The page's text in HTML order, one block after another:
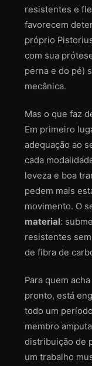
resistentes e
favorecem
próprio
com sua
perna e do pé)
mecânica.
Mas o que faz
Em primeiro
adequação ao
cada
leveza e boa
pedem mais
movimento. O
material:
resistentes
de fibra de
Para quem
pronto, está
todo um
membro
distribuição de
um trabalho